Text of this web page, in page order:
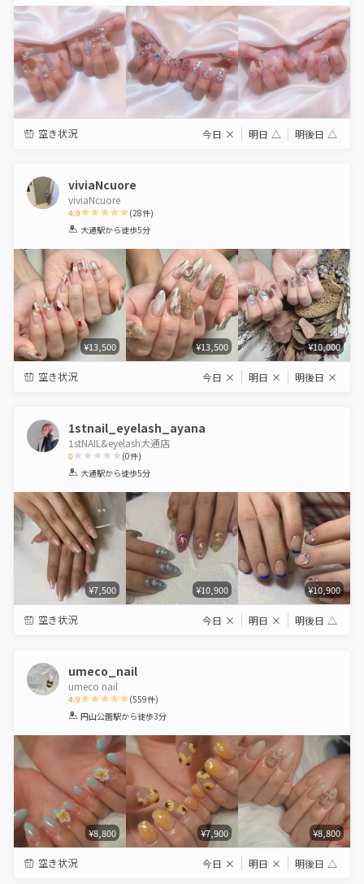
空き状況 今日 × 明日 △ 明後日 △
viviaNcuore
viviaNcuore
4.9
1 2 3 4 5
(28件)
大通駅から徒歩5分
¥13,500 ¥13,500 ¥10,000
空き状況 今日 × 明日 × 明後日 ×
1stnail_eyelash_ayana
1stNAIL&eyelash大通店
0
1 2 3 4 5
(0件)
大通駅から徒歩5分
¥7,500 ¥10,900 ¥10,900
空き状況 今日 × 明日 × 明後日 △
umeco_nail
umeco nail
4.9
1 2 3 4 5
(559件)
円山公園駅から徒歩3分
¥8,800 ¥7,900 ¥8,800
空き状況 今日 × 明日 × 明後日 △